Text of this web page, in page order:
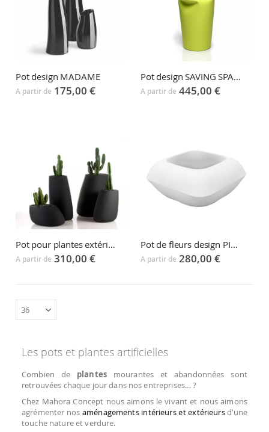
Pot design MADAME
A partir de 175,00 €
Pot design SAVING SPACE
A partir de 445,00 €
Pot pour plantes extérieures et intérieures STONE
A partir de 310,00 €
Pot de fleurs design PILLOW
A partir de 280,00 €
Les pots et plantes artificielles
Combien de plantesmourantes et abandonnées sont
retrouvées chaque jour dans nos entreprises… ?
Chez Mahora Concept nous aimons le vivant et nous aimons
agrémenter nosaménagements intérieurs et extérieursd’une
touche nature et verdure.